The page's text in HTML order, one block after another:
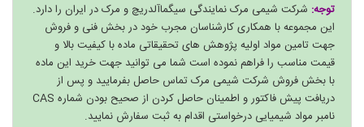
توجه: شرکت شیمی مرک نمایندگی سیگماآلدریچ و مرک در ایران را دارد.
این مجموعه با همکاری کارشناسان مجرب خود در بخش فنی و فروش
جهت تامین مواد اولیه پژوهش های تحقیقاتی ماده با کیفیت بالا و
قیمت مناسب را فراهم نموده است شما می توانید جهت خرید این ماده
با بخش فروش شرکت شیمی مرک تماس حاصل بفرمایید و پس از
دریافت پیش فاکتور و اطمینان حاصل کردن از صحیح بودن شماره CAS
نامبر مواد شیمیایی درخواستی اقدام به ثبت سفارش نمایید.